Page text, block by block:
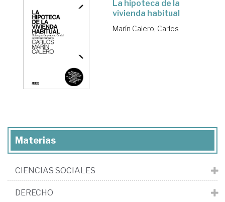
La hipoteca de la
vivienda habitual
Marín Calero, Carlos
Materias
CIENCIAS SOCIALES
DERECHO